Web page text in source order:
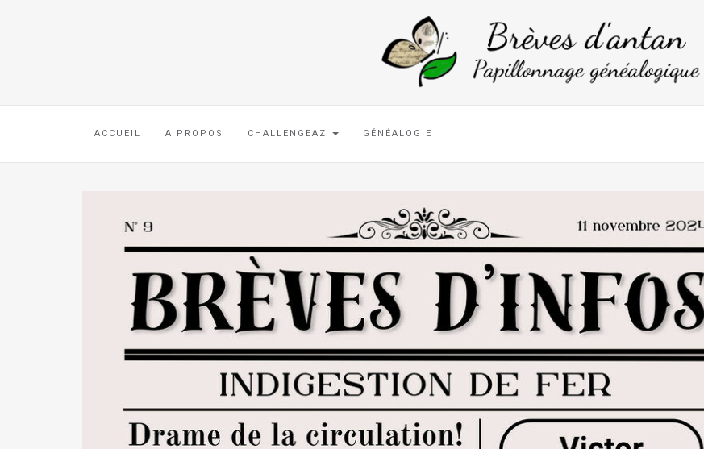
ACCUEIL A PROPOS CHALLENGEAZ GÉNÉALOGIE